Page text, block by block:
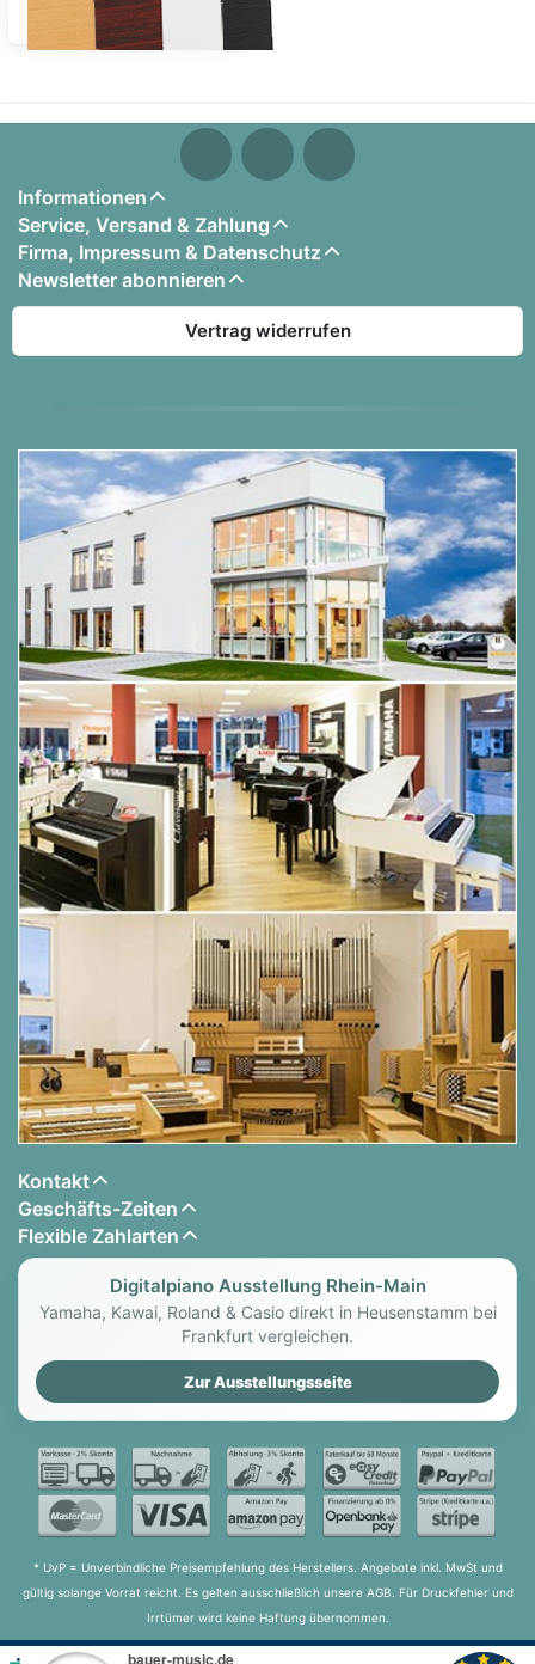
Nach Farben sortiert
Informationen
Service, Versand & Zahlung
Firma, Impressum & Datenschutz
Newsletter abonnieren
Vertrag widerrufen
Kontakt
Geschäfts-Zeiten
Flexible Zahlarten
Digitalpiano Ausstellung Rhein-Main
Yamaha, Kawai, Roland & Casio direkt in Heusenstamm bei
Frankfurt vergleichen.
Zur Ausstellungsseite
* UvP = Unverbindliche Preisempfehlung des Herstellers. Angebote inkl. MwSt und
gültig solange Vorrat reicht. Es gelten ausschließlich unsere AGB. Für Druckfehler und
Irrtümer wird keine Haftung übernommen.